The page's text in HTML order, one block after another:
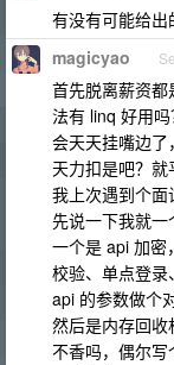
有没有可能给出
magicyao
首先脱离薪资
法有 linq 好用
会天天挂嘴边
天力扣是吧？就
我上次遇到个面
先说一下我就一
一个是 api 加密
校验、单点登
api 的参数做个
然后是内存回
不香吗，偶尔